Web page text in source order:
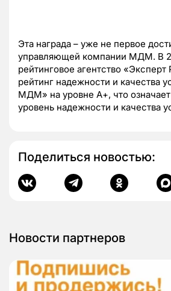
Эта награда – уже не первое
управляющей компании МДМ. В
рейтинговое агентство
рейтинг надежности и качества
МДМ» на уровне А+, что
уровень надежности и качества
Поделиться новостью:
Новости партнеров